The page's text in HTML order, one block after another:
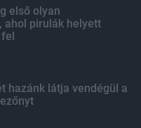
első olyan
ahol pirulák helyett
hazánk látja vendégül a